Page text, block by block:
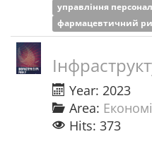
управління
фармацевтичний
Year: 2023
Area:
Hits: 373